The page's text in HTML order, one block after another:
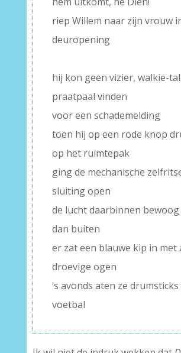
riep Willem naar zijn vrouw
deuropening
hij kon geen vizier, walkie-
praatpaal vinden
voor een schademelding
toen hij op een rode knop
op het ruimtepak
ging de mechanische
sluiting open
de lucht daarbinnen
dan buiten
er zat een blauwe kip in met
droevige ogen
‘s avonds aten ze
voetbal